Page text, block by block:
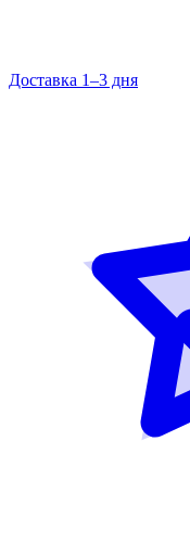
Доставка 1–3 дня